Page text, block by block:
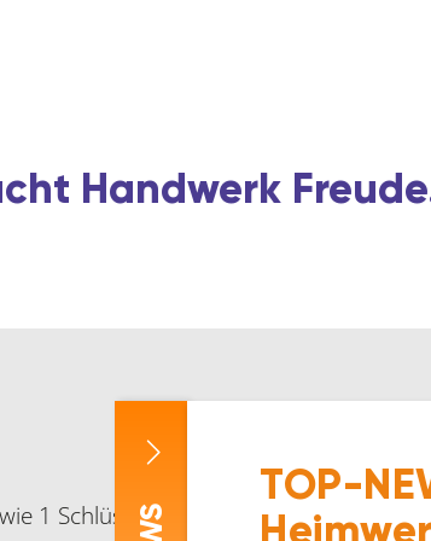
Handwerk
1 Schlüssel bei Version BB
TOP-